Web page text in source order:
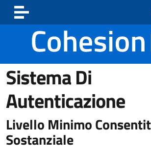
Vai ai contenuti
Vai al footer
Sistema Di
Autenticazione
Livello Minimo
Sostanziale